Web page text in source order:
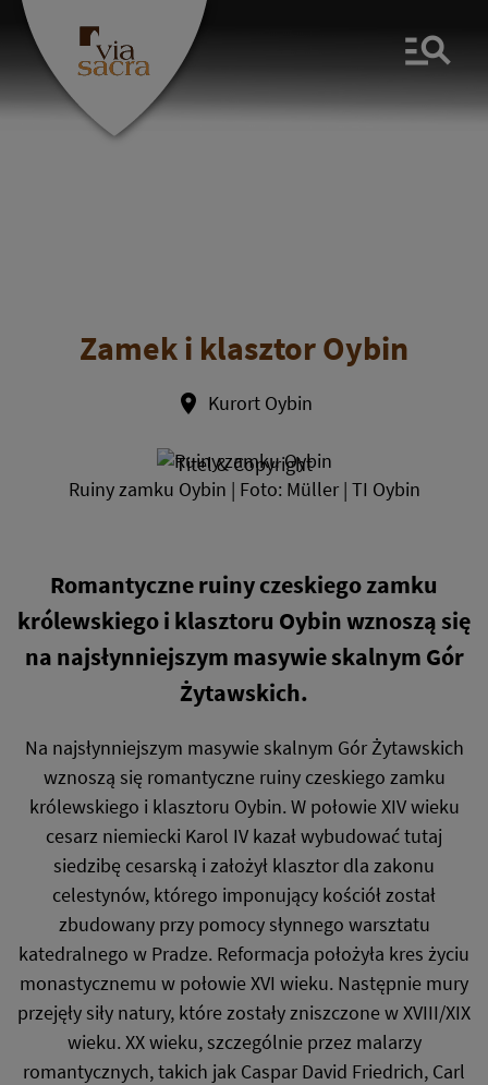
Zamek i klasztor Oybin
Kurort Oybin
Titel & Copyright
Ruiny zamku Oybin | Foto: Müller | TI Oybin
Romantyczne ruiny czeskiego zamku
królewskiego i klasztoru Oybin wznoszą się
na najsłynniejszym masywie skalnym Gór
Żytawskich.
Na najsłynniejszym masywie skalnym Gór Żytawskich
wznoszą się romantyczne ruiny czeskiego zamku
królewskiego i klasztoru Oybin. W połowie XIV wieku
cesarz niemiecki Karol IV kazał wybudować tutaj
siedzibę cesarską i założył klasztor dla zakonu
celestynów, którego imponujący kościół został
zbudowany przy pomocy słynnego warsztatu
katedralnego w Pradze. Reformacja położyła kres życiu
monastycznemu w połowie XVI wieku. Następnie mury
przejęły siły natury, które zostały zniszczone w XVIII/XIX
wieku. XX wieku, szczególnie przez malarzy
romantycznych, takich jak Caspar David Friedrich, Carl